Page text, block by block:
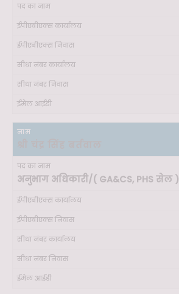
अनुभाग अधिकारी/( GA&CS, PHS सेल )